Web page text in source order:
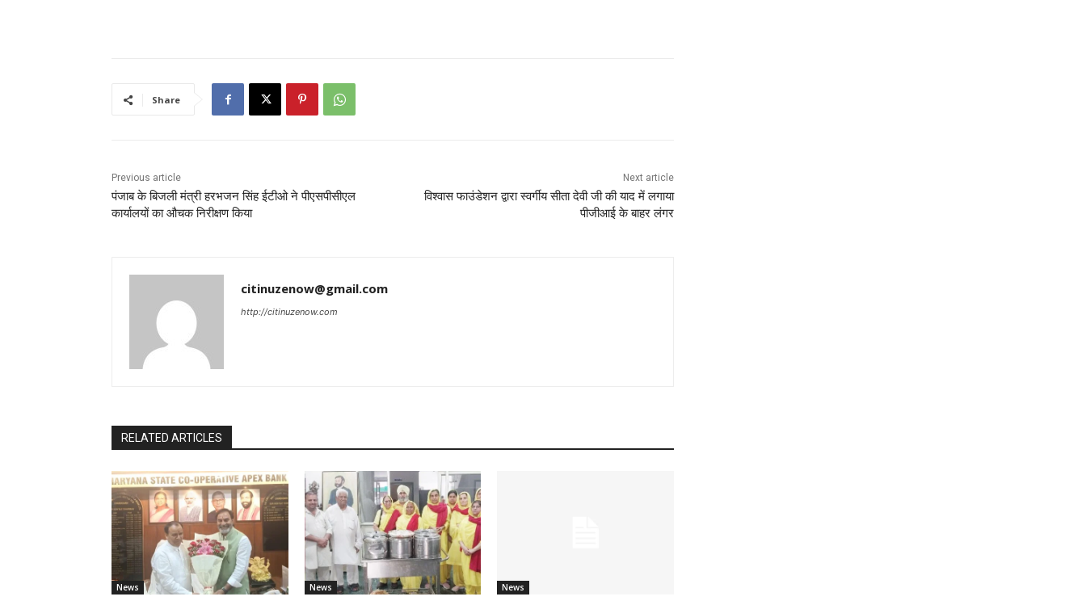
Share
Previous article
पंजाब के बिजली मंत्री हरभजन सिंह ईटीओ ने पीएसपीसीएल
कार्यालयों का औचक निरीक्षण किया
Next article
विश्वास फाउंडेशन द्वारा स्वर्गीय सीता देवी जी की याद में लगाया
पीजीआई के बाहर लंगर
citinuzenow@gmail.com
http://citinuzenow.com
RELATED ARTICLES
News News News